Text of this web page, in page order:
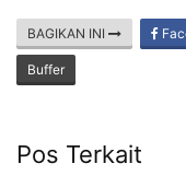
BAGIKAN INI
Buffer
Pos Terkait